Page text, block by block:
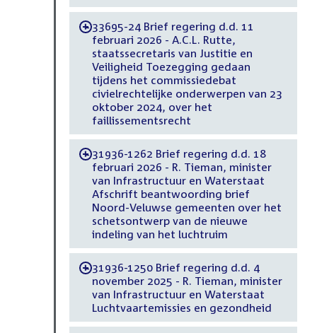
-33695-24 Brief regering d.d. 11
februari 2026 - A.C.L. Rutte,
staatssecretaris van Justitie en
Veiligheid Toezegging gedaan
tijdens het commissiedebat
civielrechtelijke onderwerpen van 23
oktober 2024, over het
faillissementsrecht
-31936-1262 Brief regering d.d. 18
februari 2026 - R. Tieman, minister
van Infrastructuur en Waterstaat
Afschrift beantwoording brief
Noord-Veluwse gemeenten over het
schetsontwerp van de nieuwe
indeling van het luchtruim
-31936-1250 Brief regering d.d. 4
november 2025 - R. Tieman, minister
van Infrastructuur en Waterstaat
Luchtvaartemissies en gezondheid